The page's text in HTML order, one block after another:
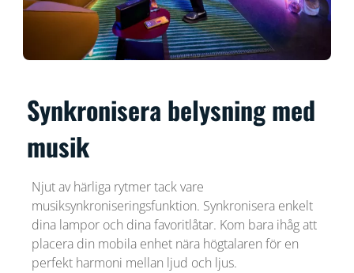
Synkronisera belysning med
musik
Njut av härliga rytmer tack vare
musiksynkroniseringsfunktion. Synkronisera enkelt
dina lampor och dina favoritlåtar. Kom bara ihåg att
placera din mobila enhet nära högtalaren för en
perfekt harmoni mellan ljud och ljus.